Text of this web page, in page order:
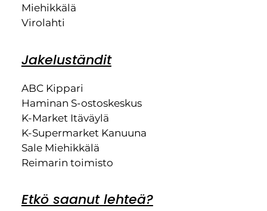
Miehikkälä
Virolahti
Jakeluständit
ABC Kippari
Haminan S-ostoskeskus
K-Market Itäväylä
K-Supermarket Kanuuna
Sale Miehikkälä
Reimarin toimisto
Etkö saanut lehteä?